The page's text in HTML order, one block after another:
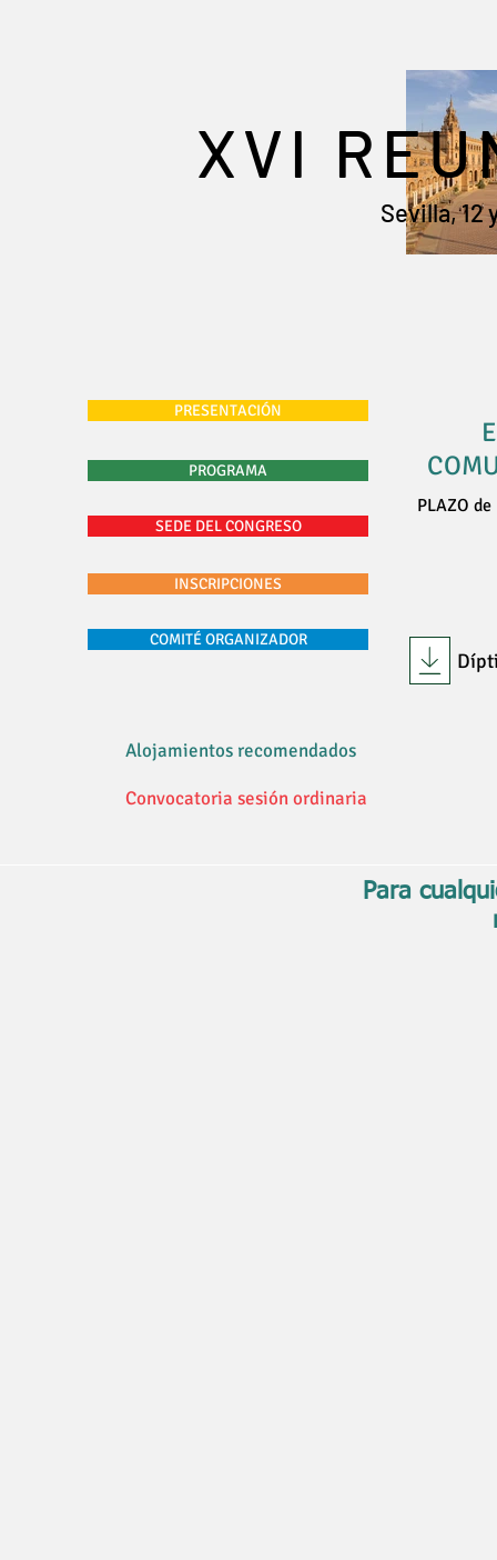
XVI
Sevilla, 12
PRESENTACIÓN
PROGRAMA
SEDE DEL CONGRESO
INSCRIPCIONES
COMITÉ ORGANIZADOR
PLAZO
Alojamientos recomendados
Convocatoria sesión ordinaria
Para